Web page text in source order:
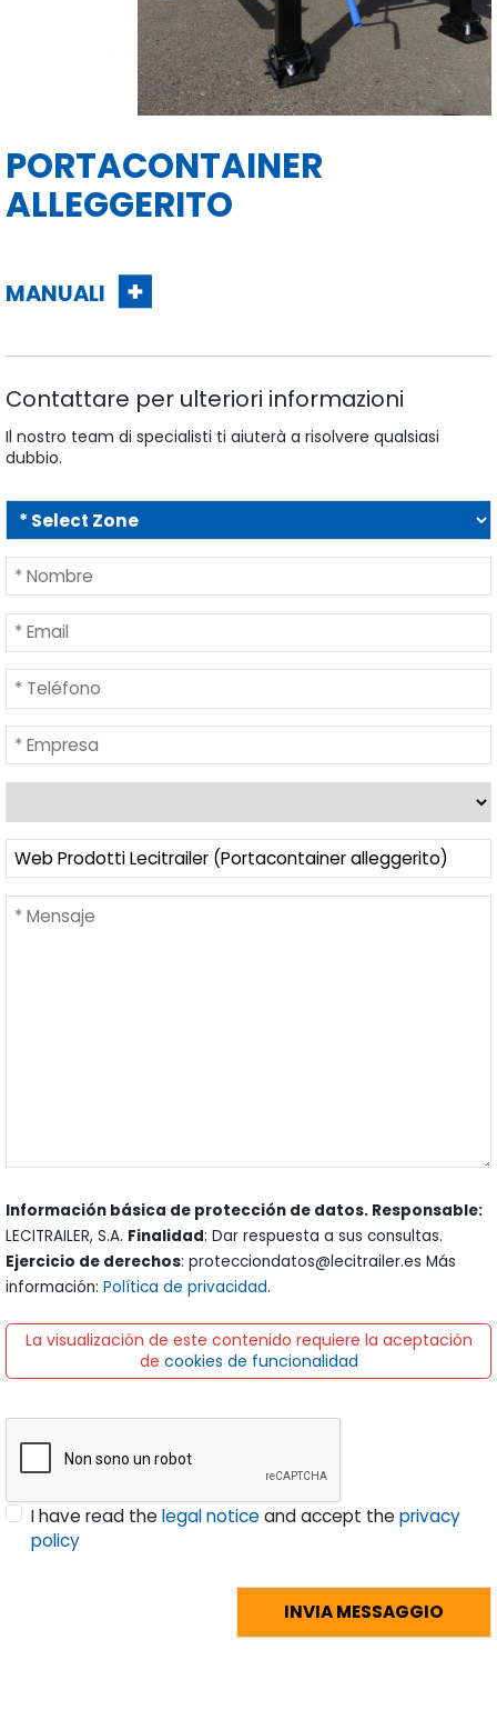
PORTACONTAINER
ALLEGGERITO
MANUALI
Contattare per ulteriori informazioni
Il nostro team di specialisti ti aiuterà a risolvere qualsiasi
dubbio.
Información básica de protección de datos. Responsable:
LECITRAILER, S.A. Finalidad: Dar respuesta a sus consultas.
Ejercicio de derechos: protecciondatos@lecitrailer.es Más
información: Política de privacidad.
La visualización de este contenido requiere la aceptación
de cookies de funcionalidad
I have read thelegal noticeand accept theprivacy
policy